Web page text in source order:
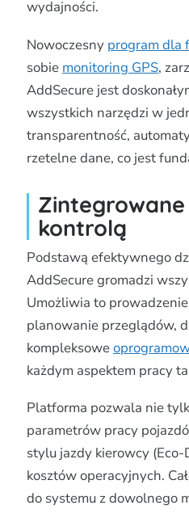
wydajności.
Nowoczesny program dla
sobie monitoring GPS,
AddSecure jest
wszystkich narzędzi w
transparentność,
rzetelne dane, co jest
kontrolą
Podstawą efektywnego
AddSecure gromadzi
Umożliwia to
planowanie przeglądów,
kompleksowe
każdym aspektem pracy
Platforma pozwala nie
parametrów pracy
stylu jazdy kierowcy
kosztów operacyjnych.
do systemu z dowolnego